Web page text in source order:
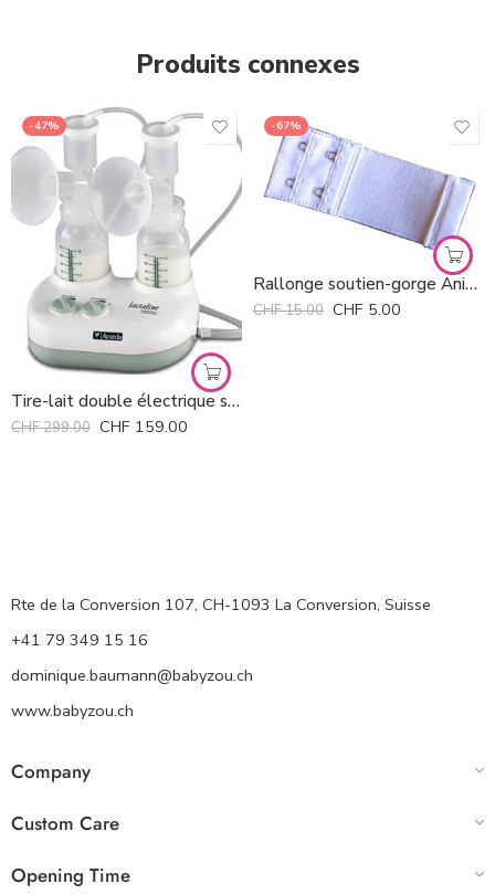
Produits connexes
-47%
Tire-lait double électrique sur piles ou secteur Ameda *
CHF299.00 CHF 159.00
-67%
Rallonge soutien-gorge Anita *
CHF15.00 CHF 5.00
Rte de la Conversion 107, CH-1093 La Conversion, Suisse
+41 79 349 15 16
dominique.baumann@babyzou.ch
www.babyzou.ch
Company
Custom Care
Opening Time